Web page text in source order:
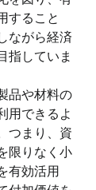
すること
ながら経済
指していま
品や材料の
用できるよ
つまり、資
限りなく小
有効活用